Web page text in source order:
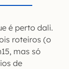
é perto dali.
roteiros (o
mas só
de